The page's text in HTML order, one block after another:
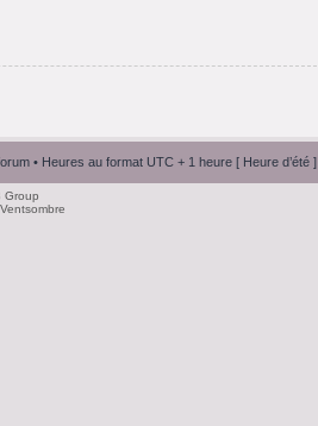
• Heures au format UTC + 1 heure [ Heure d’été ]
Group